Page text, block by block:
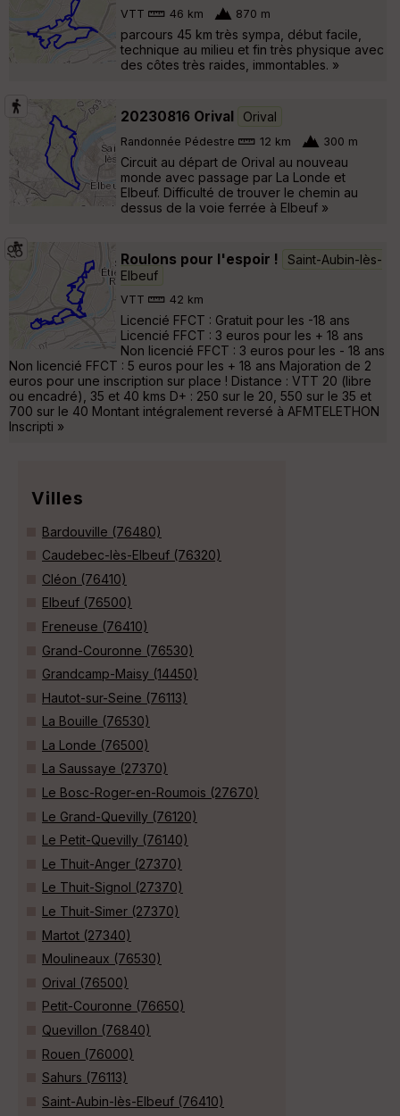
VTT 46 km 870 m
parcours 45 km très sympa, début facile,
technique au milieu et fin très physique avec
des côtes très raides, immontables. »
20230816 Orival Orival
Randonnée Pédestre 12 km 300 m
Circuit au départ de Orival au nouveau
monde avec passage par La Londe et
Elbeuf. Difficulté de trouver le chemin au
dessus de la voie ferrée à Elbeuf »
Roulons pour l'espoir !
Saint-Aubin-lès-
Elbeuf
VTT 42 km
Licencié FFCT : Gratuit pour les -18 ans
Licencié FFCT : 3 euros pour les + 18 ans
Non licencié FFCT : 3 euros pour les - 18 ans
Non licencié FFCT : 5 euros pour les + 18 ans Majoration de 2
euros pour une inscription sur place ! Distance : VTT 20 (libre
ou encadré), 35 et 40 kms D+ : 250 sur le 20, 550 sur le 35 et
700 sur le 40 Montant intégralement reversé à AFMTELETHON
Inscripti »
Villes
Bardouville (76480)
Caudebec-lès-Elbeuf (76320)
Cléon (76410)
Elbeuf (76500)
Freneuse (76410)
Grand-Couronne (76530)
Grandcamp-Maisy (14450)
Hautot-sur-Seine (76113)
La Bouille (76530)
La Londe (76500)
La Saussaye (27370)
Le Bosc-Roger-en-Roumois (27670)
Le Grand-Quevilly (76120)
Le Petit-Quevilly (76140)
Le Thuit-Anger (27370)
Le Thuit-Signol (27370)
Le Thuit-Simer (27370)
Martot (27340)
Moulineaux (76530)
Orival (76500)
Petit-Couronne (76650)
Quevillon (76840)
Rouen (76000)
Sahurs (76113)
Saint-Aubin-lès-Elbeuf (76410)